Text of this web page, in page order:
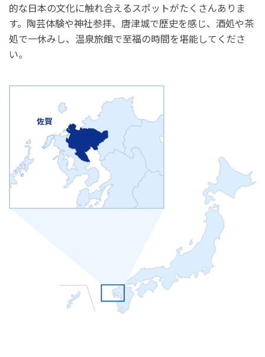
的な日本の文化に触れ合えるスポットがたくさんありま
す。陶芸体験や神社参拝、唐津城で歴史を感じ、酒処や茶
処で一休みし、温泉旅館で至福の時間を堪能してくださ
い。
佐賀